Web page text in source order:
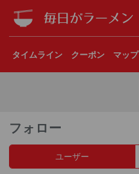
タイムライン クーポン マップ
フォロー
ユーザー